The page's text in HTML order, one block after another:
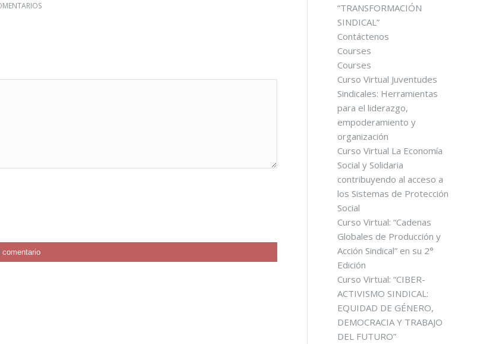
“TRANSFORMACIÓN
SINDICAL”
Contáctenos
Courses
Courses
Curso Virtual Juventudes
Sindicales: Herramientas
para el liderazgo,
empoderamiento y
organización
Curso Virtual La Economía
Social y Solidaria
contribuyendo al acceso a
los Sistemas de Protección
Social
Curso Virtual: “Cadenas
Globales de Producción y
Acción Sindical” en su 2°
Edición
Curso Virtual: “CIBER-
ACTIVISMO SINDICAL:
EQUIDAD DE GÉNERO,
DEMOCRACIA Y TRABAJO
DEL FUTURO”